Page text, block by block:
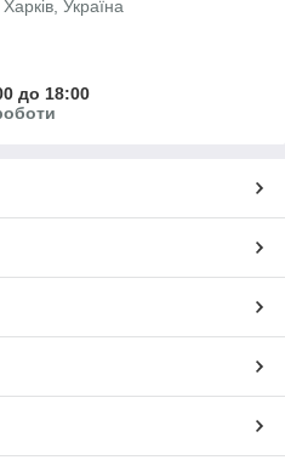
Україна
до 18:00